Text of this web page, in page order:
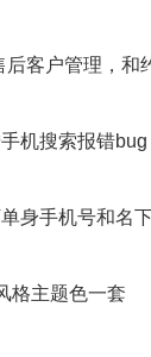
客户管理，和
机搜索报错bug
身手机号和名
格主题色一套